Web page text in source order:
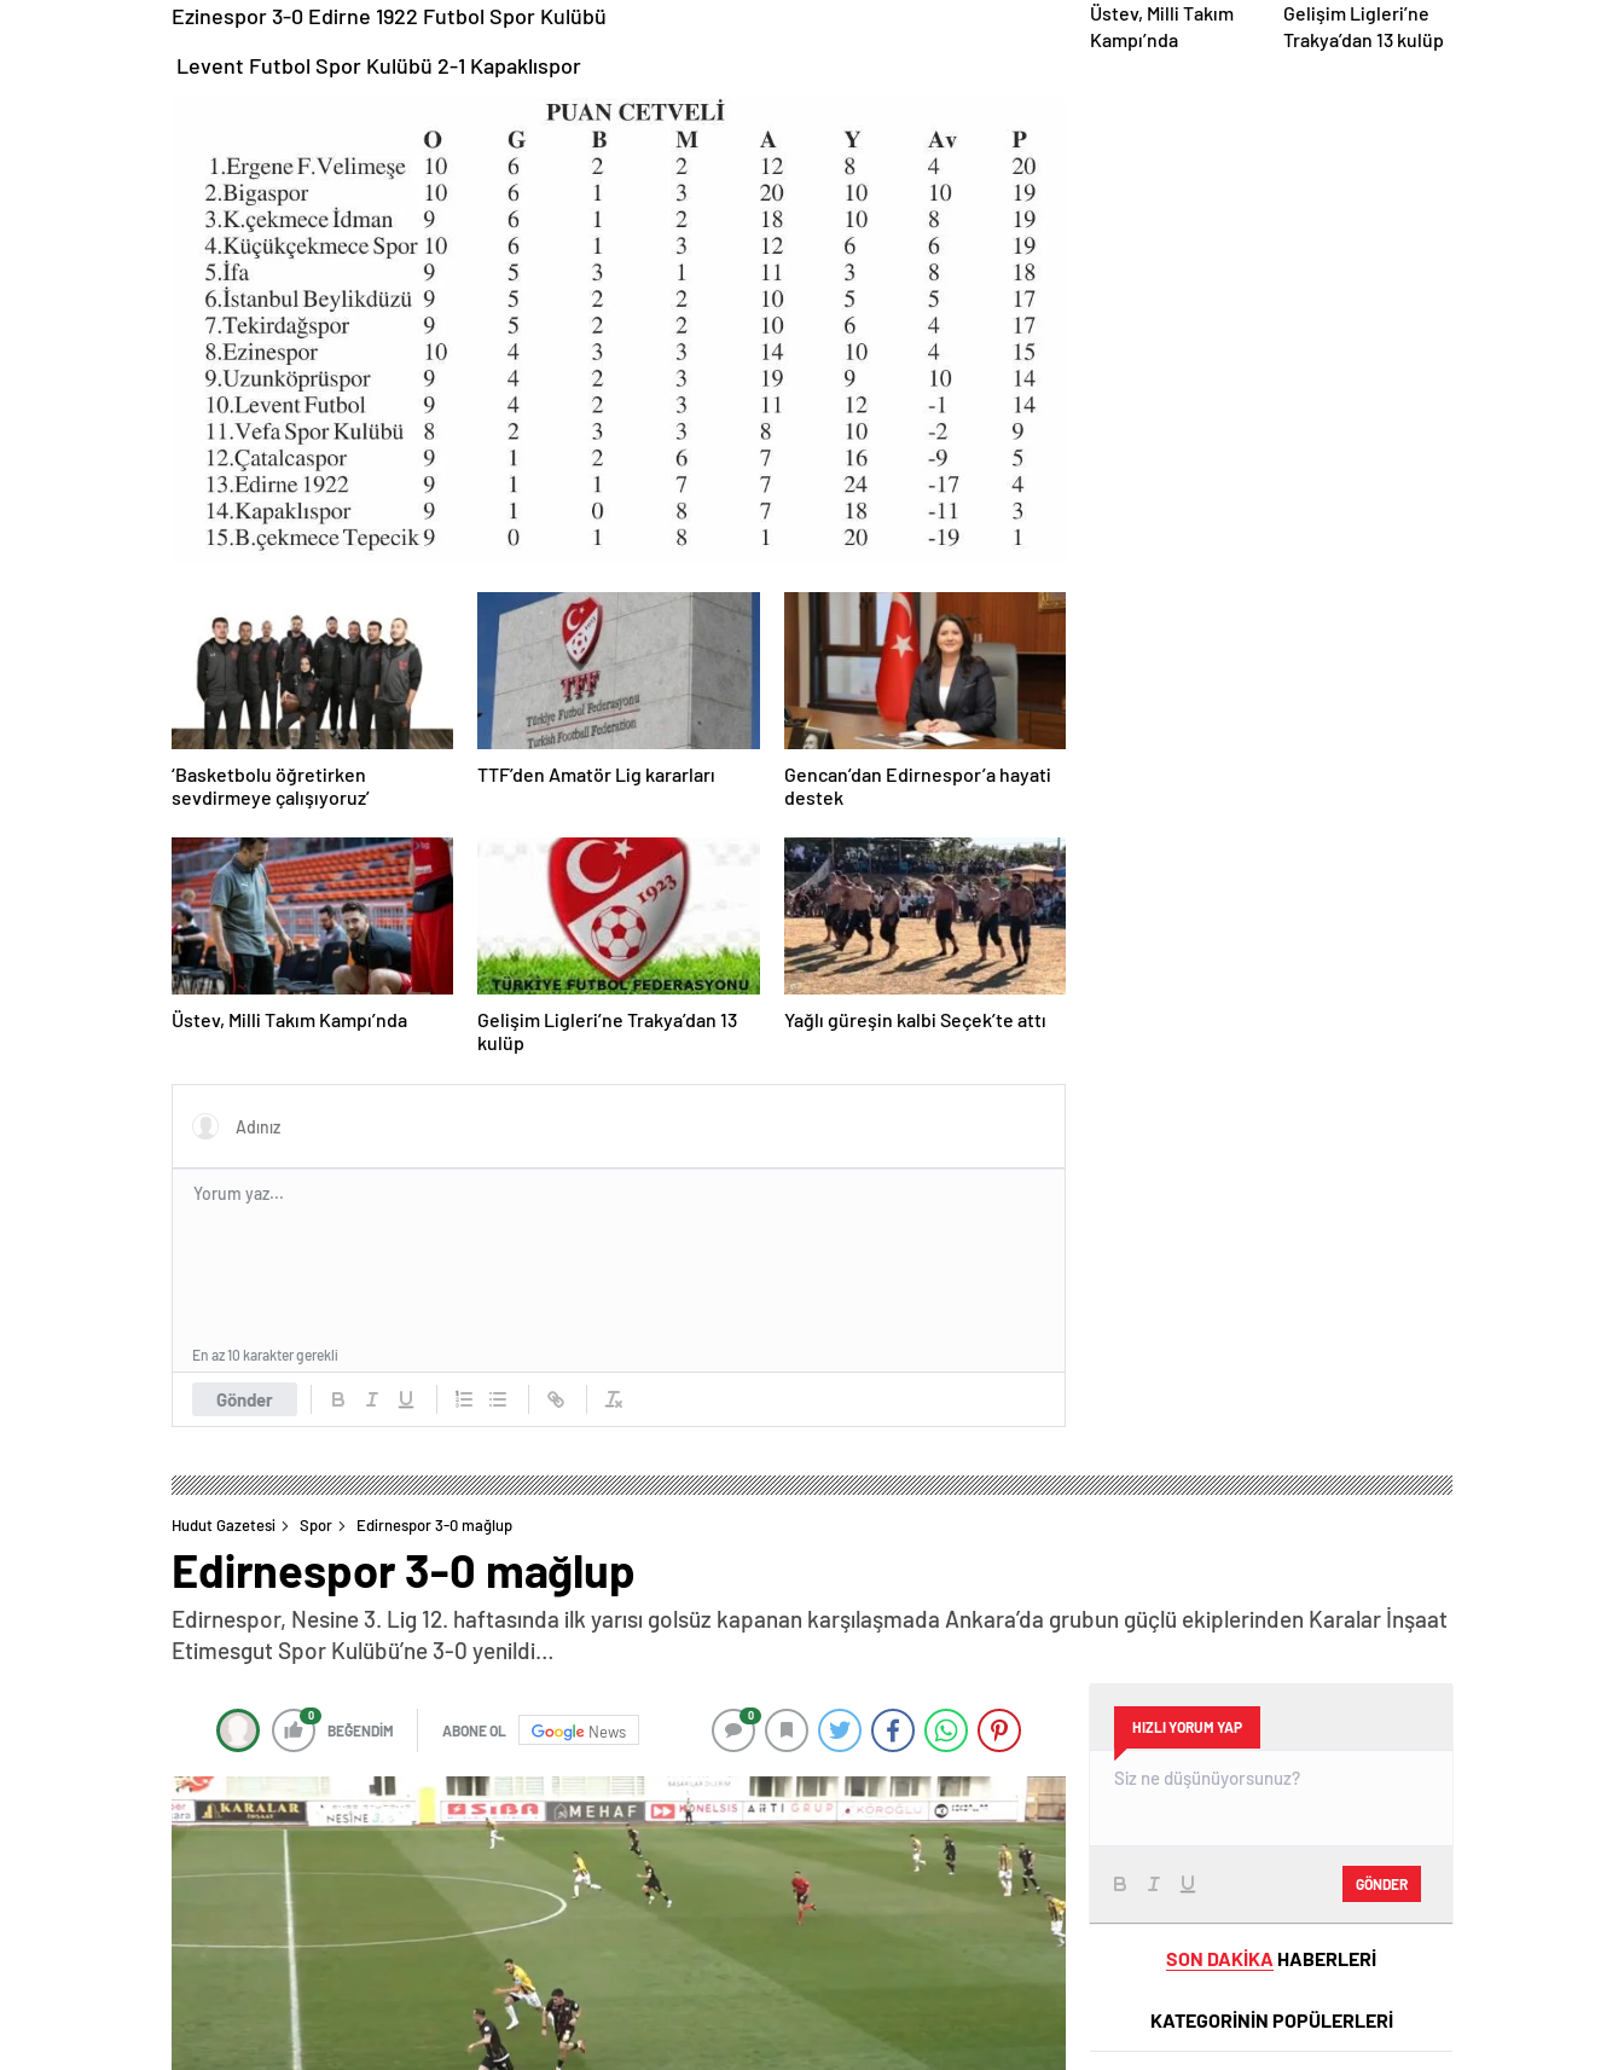
Ezinespor 3-0 Edirne 1922 Futbol Spor Kulübü
Levent Futbol Spor Kulübü 2-1 Kapaklıspor
‘Basketbolu öğretirken
sevdirmeye çalışıyoruz’
TTF’den Amatör Lig kararları
Gencan’dan Edirnespor’a hayati
destek
Üstev, Milli Takım Kampı’nda
Gelişim Ligleri’ne Trakya’dan 13
kulüp
Yağlı güreşin kalbi Seçek’te attı
Gönder
En az 10 karakter gerekli
Üstev, Milli Takım
Kampı’nda
Gelişim Ligleri’ne
Trakya’dan 13 kulüp
Hudut Gazetesi Spor Edirnespor 3-0 mağlup
Edirnespor 3-0 mağlup
Edirnespor, Nesine 3. Lig 12. haftasında ilk yarısı golsüz kapanan karşılaşmada Ankara’da grubun güçlü ekiplerinden Karalar İnşaat
Etimesgut Spor Kulübü’ne 3-0 yenildi…
0
BEĞENDİM ABONE OL News
0
HIZLI YORUM YAP
GÖNDER
SON DAKİKA HABERLERİ
KATEGORİNİN POPÜLERLERİ